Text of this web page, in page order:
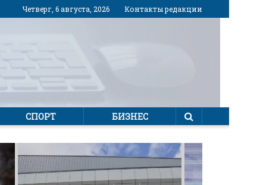
Четверг, 6 августа, 2026 Контакты редакции
СПОРТ БИЗНЕС